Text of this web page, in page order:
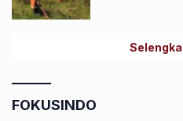
FOKUSINDO